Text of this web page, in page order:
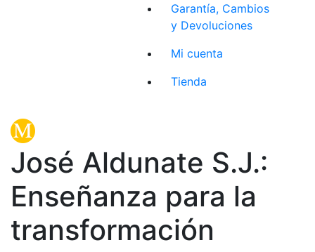
Garantía, Cambios
y Devoluciones
Mi cuenta
Tienda
José Aldunate S.J.:
Enseñanza para la
transformación